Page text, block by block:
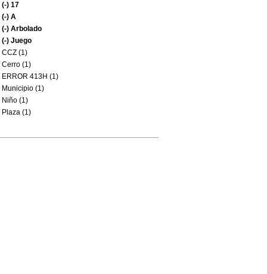
(-) 17
(-) A
(-) Arbolado
(-) Juego
CCZ (1)
Cerro (1)
ERROR 413H (1)
Municipio (1)
Niño (1)
Plaza (1)